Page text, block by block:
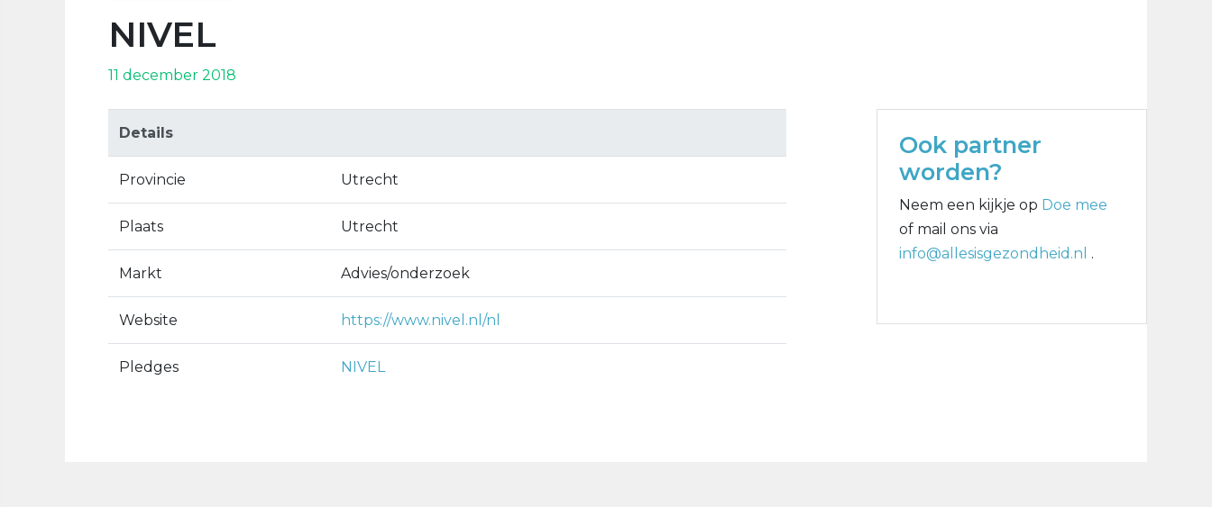
NIVEL
11 december 2018
Details
Provincie Utrecht
Plaats Utrecht
Markt Advies/onderzoek
Website https://www.nivel.nl/nl
Pledges NIVEL
Ook partner
worden?
Neem een kijkje op Doe mee
of mail ons via
info@allesisgezondheid.nl .